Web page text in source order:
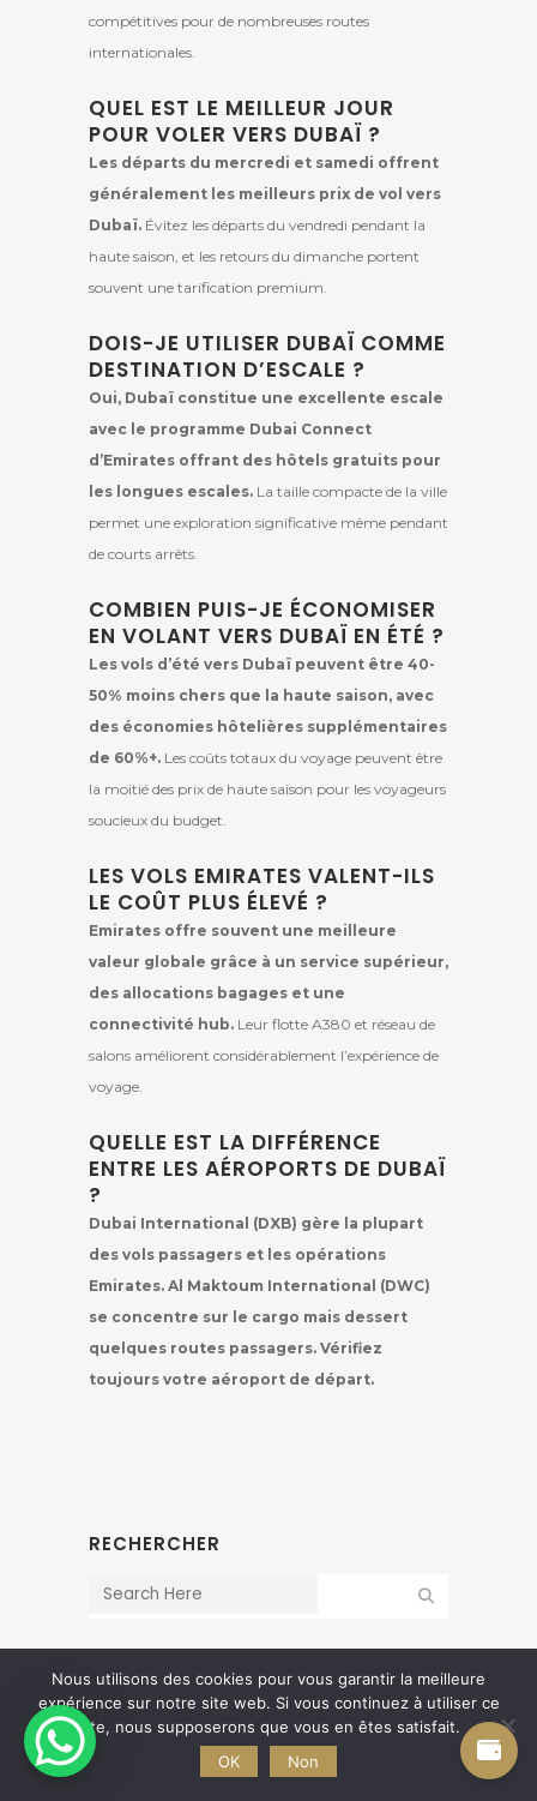
compétitives pour de nombreuses routes
internationales.
QUEL EST LE MEILLEUR JOUR
POUR VOLER VERS DUBAÏ ?
Les départs du mercredi et samedi offrent
généralement les meilleurs prix de vol vers
Dubaï. Évitez les départs du vendredi pendant la
haute saison, et les retours du dimanche portent
souvent une tarification premium.
DOIS-JE UTILISER DUBAÏ COMME
DESTINATION D’ESCALE ?
Oui, Dubaï constitue une excellente escale
avec le programme Dubai Connect
d’Emirates offrant des hôtels gratuits pour
les longues escales. La taille compacte de la ville
permet une exploration significative même pendant
de courts arrêts.
COMBIEN PUIS-JE ÉCONOMISER
EN VOLANT VERS DUBAÏ EN ÉTÉ ?
Les vols d’été vers Dubaï peuvent être 40-
50% moins chers que la haute saison, avec
des économies hôtelières supplémentaires
de 60%+. Les coûts totaux du voyage peuvent être
la moitié des prix de haute saison pour les voyageurs
soucieux du budget.
LES VOLS EMIRATES VALENT-ILS
LE COÛT PLUS ÉLEVÉ ?
Emirates offre souvent une meilleure
valeur globale grâce à un service supérieur,
des allocations bagages et une
connectivité hub. Leur flotte A380 et réseau de
salons améliorent considérablement l’expérience de
voyage.
QUELLE EST LA DIFFÉRENCE
ENTRE LES AÉROPORTS DE DUBAÏ
?
Dubai International (DXB) gère la plupart
des vols passagers et les opérations
Emirates. Al Maktoum International (DWC)
se concentre sur le cargo mais dessert
quelques routes passagers. Vérifiez
toujours votre aéroport de départ.
RECHERCHER
ARTICLES RÉCENTS
DUBAI ENTRE AMI(E)S
Nous utilisons des cookies pour vous garantir la meilleure
expérience sur notre site web. Si vous continuez à utiliser ce
site, nous supposerons que vous en êtes satisfait.
OK
Non